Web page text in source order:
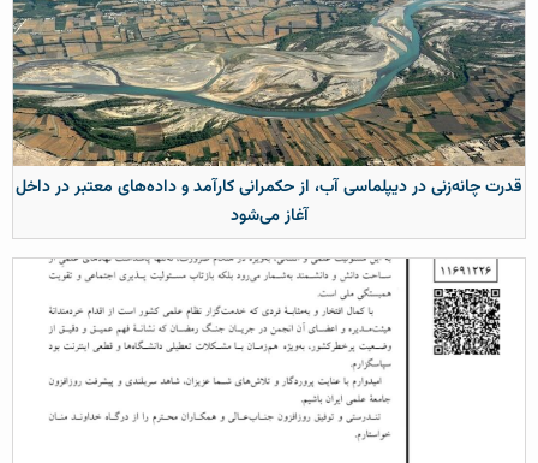
قدرت چانه‌زنی در دیپلماسی آب، از حکمرانی کارآمد و داده‌های معتبر در داخل
آغاز می‌شود